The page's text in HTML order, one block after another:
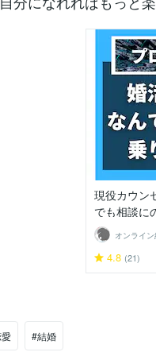
現役カウン
でも相談に
オンライ
4.8 (21)
#結婚